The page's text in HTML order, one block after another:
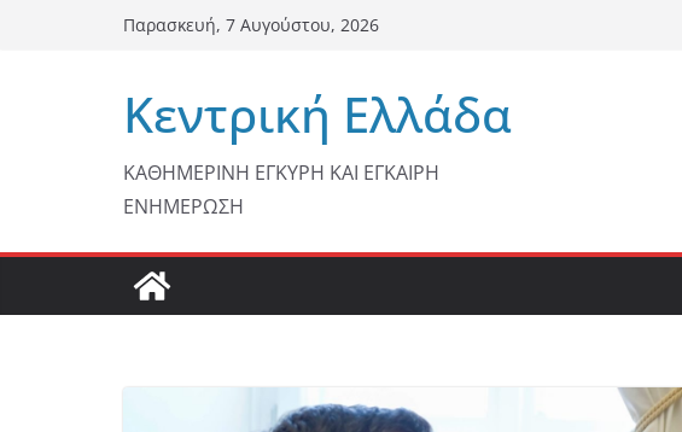
Παρασκευή, 7 Αυγούστου, 2026
Κεντρική Ελλάδα
ΚΑΘΗΜΕΡΙΝΗ ΕΓΚΥΡΗ ΚΑΙ ΕΓΚΑΙΡΗ
ΕΝΗΜΕΡΩΣΗ